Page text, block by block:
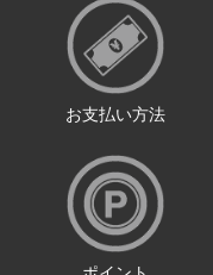
お支払い方法